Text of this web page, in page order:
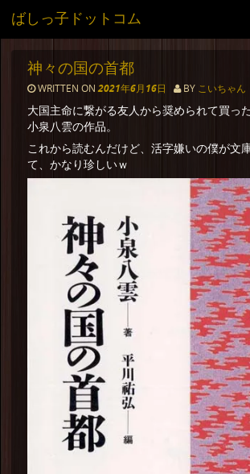
ばしっ子ドットコム
神々の国の首都
WRITTEN ON 2021年6月16日 BY こいちゃん
大国主命に繋がる友人から奨められて買った
小泉八雲の作品。
これから読むんだけど、活字嫌いの僕が文
て、かなり珍しいｗ